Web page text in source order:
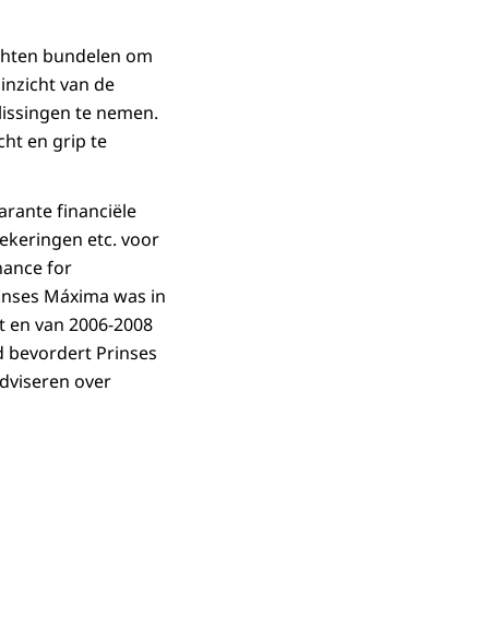
bundelen om
van de
te nemen.
en grip te
financiële
etc. voor
for
Máxima was in
van 2006-2008
bevordert Prinses
over